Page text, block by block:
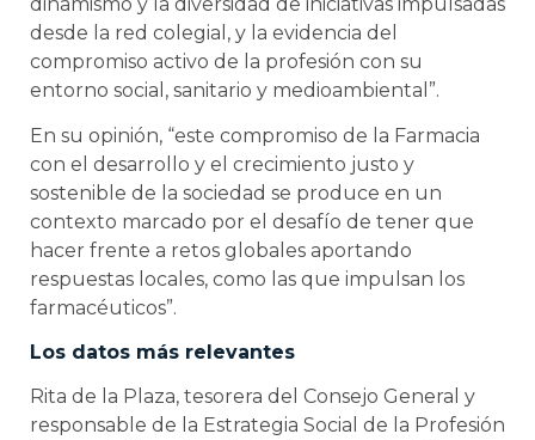
desde la red colegial, y la evidencia del
compromiso activo de la profesión con su
entorno social, sanitario y medioambiental”.
En su opinión, “este compromiso de la Farmacia
con el desarrollo y el crecimiento justo y
sostenible de la sociedad se produce en un
contexto marcado por el desafío de tener que
hacer frente a retos globales aportando
respuestas locales, como las que impulsan los
farmacéuticos”.
Los datos más relevantes
Rita de la Plaza, tesorera del Consejo General y
responsable de la Estrategia Social de la Profesión